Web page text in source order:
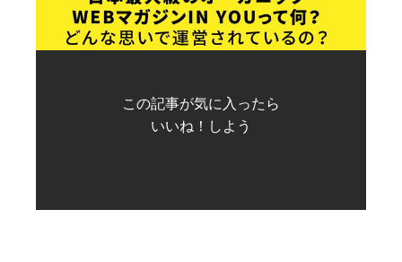
この記事が気に入ったら
いいね！しよう